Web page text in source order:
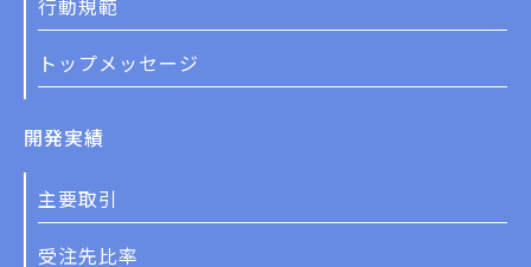
行動規範
トップメッセージ
開発実績
主要取引
受注先比率